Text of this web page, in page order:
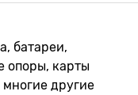
батареи,
опоры, карты
другие